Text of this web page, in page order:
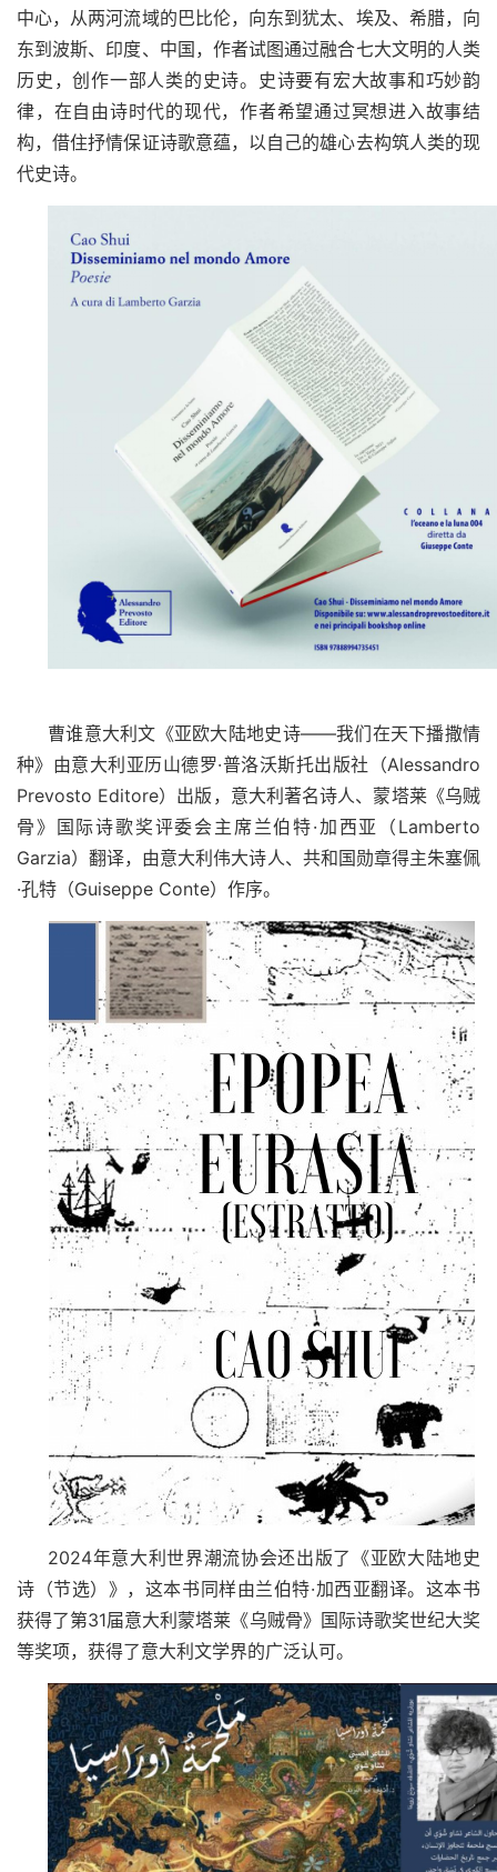
中心，从两河流域的巴比伦，向东到犹太、埃及、希腊，向
东到波斯、印度、中国，作者试图通过融合七大文明的人类
历史，创作一部人类的史诗。史诗要有宏大故事和巧妙韵
律，在自由诗时代的现代，作者希望通过冥想进入故事结
构，借住抒情保证诗歌意蕴，以自己的雄心去构筑人类的现
代史诗。
曹谁意大利文《亚欧大陆地史诗——我们在天下播撒情
种》由意大利亚历山德罗·普洛沃斯托出版社（Alessandro
Prevosto Editore）出版，意大利著名诗人、蒙塔莱《乌贼
骨》国际诗歌奖评委会主席兰伯特·加西亚（ Lamberto
Garzia）翻译，由意大利伟大诗人、共和国勋章得主朱塞佩
·孔特（Guiseppe Conte）作序。
2024年意大利世界潮流协会还出版了《亚欧大陆地史
诗（节选）》，这本书同样由兰伯特·加西亚翻译。这本书
获得了第31届意大利蒙塔莱《乌贼骨》国际诗歌奖世纪大奖
等奖项，获得了意大利文学界的广泛认可。